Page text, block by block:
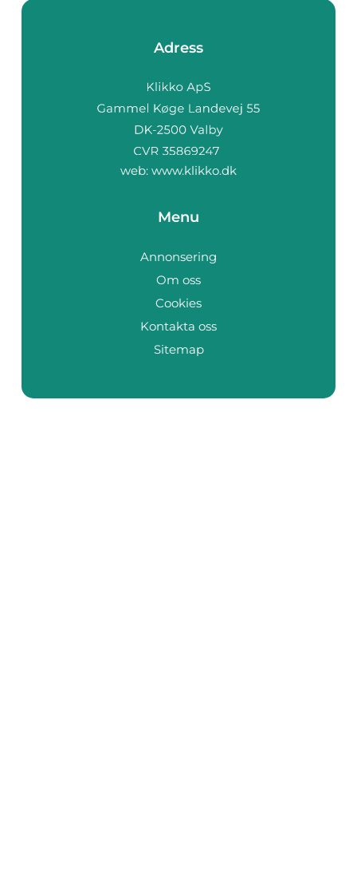
Adress
web: www.klikko.dk
Menu
Annonsering
Om oss
Cookies
Kontakta oss
Sitemap